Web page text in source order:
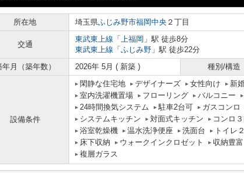
所在地 埼玉県ふじみ野市福岡中央 ２丁目
交通
東武東上線 「 上福岡 」駅 徒歩8分
東武東上線 「 ふじみ野 」駅 徒歩22分
年月（築年数）
2026年 5月 ( 新築 ) 種別/構造
設備条件
閑静な住宅地 デザイナーズ 女性向け 新
室内洗濯機置場
フローリング バルコニー
24時間換気システム
駐車2台可 ガスコンロ
システムキッチン
対面式キッチン コンロ
浴室乾燥機
温水洗浄便座 洗面台 トイレ
床下収納
ウォークインクロゼット 収納豊富
複層ガラス